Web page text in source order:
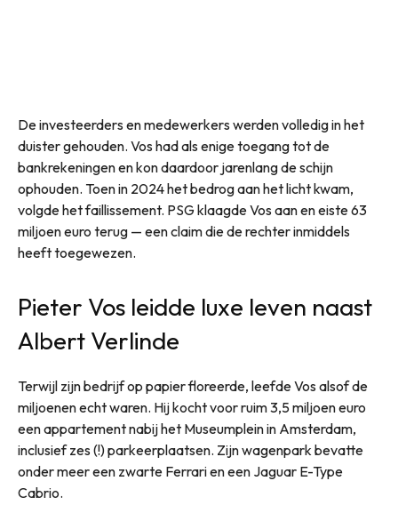
De investeerders en medewerkers werden volledig in het
duister gehouden. Vos had als enige toegang tot de
bankrekeningen en kon daardoor jarenlang de schijn
ophouden. Toen in 2024 het bedrog aan het licht kwam,
volgde het faillissement. PSG klaagde Vos aan en eiste 63
miljoen euro terug — een claim die de rechter inmiddels
heeft toegewezen.
Pieter Vos leidde luxe leven naast
Albert Verlinde
Terwijl zijn bedrijf op papier floreerde, leefde Vos alsof de
miljoenen echt waren. Hij kocht voor ruim 3,5 miljoen euro
een appartement nabij het Museumplein in Amsterdam,
inclusief zes (!) parkeerplaatsen. Zijn wagenpark bevatte
onder meer een zwarte Ferrari en een Jaguar E-Type
Cabrio.